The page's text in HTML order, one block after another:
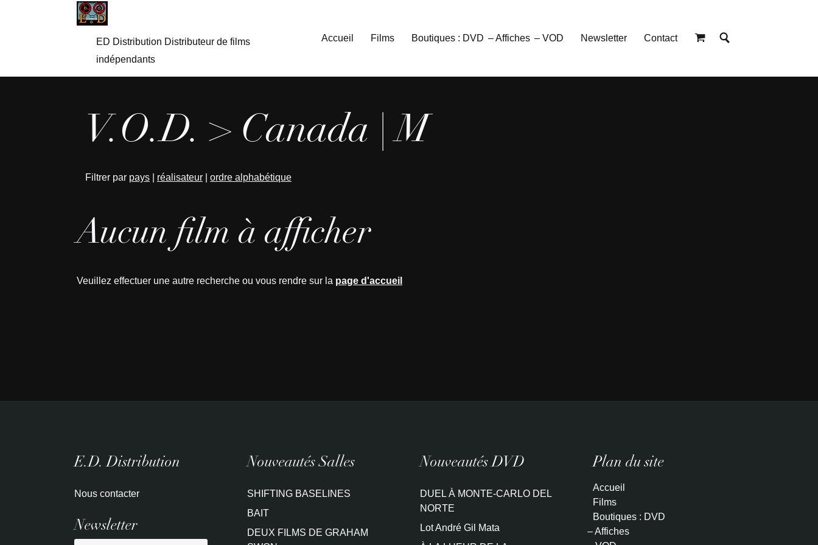
ED Distribution Distributeur de films
indépendants
Accueil Films Boutiques : DVD – Affiches – VOD Newsletter Contact
V.O.D. > Canada | M
Filtrer par pays réalisateur ordre alphabétique
Aucun film à afficher
Veuillez effectuer une autre recherche ou vous rendre sur la page d'accueil
E.D. Distribution
Nous contacter
Newsletter
Nouveautés Salles
SHIFTING BASELINES
BAIT
DEUX FILMS DE GRAHAM
Nouveautés DVD
DUEL À MONTE-CARLO DEL
NORTE
Lot André Gil Mata
Plan du site
Accueil
Films
Boutiques : DVD
– Affiches